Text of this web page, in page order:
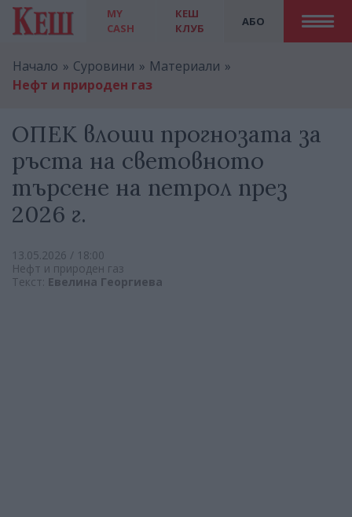
MY
CASH
АБО
КЕШ
КЛУБ
Начало Суровини
Материали
Нефт и природен газ
ОПЕК влоши прогнозата за
ръста на световното
търсене на петрол през
2026 г.
13.05.2026 / 18:00
Нефт и природен газ
Текст: Евелина Георгиева